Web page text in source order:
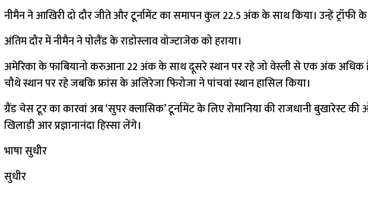
नीमैन ने आखिरी दो दौर जीते और टूर्नामेंट का समापन कुल 22.5 अंक के साथ किया। उन्हें ट्रॉफी
अंतिम दौर में नीमैन ने पोलैंड के राडोस्लाव वोज्टाजेक को हराया।
अमेरिका के फाबियानो करुआना 22 अंक के साथ दूसरे स्थान पर रहे जो वेस्ली से एक अंक अधिक
चौथे स्थान पर रहे जबकि फ्रांस के अलिरेजा फिरोजा ने पांचवां स्थान हासिल किया।
ग्रैंड चेस टूर का कारवां अब ‘सुपर क्लासिक’ टूर्नामेंट के लिए रोमानिया की राजधानी बुखारेस्ट
खिलाड़ी आर प्रज्ञानानंदा हिस्सा लेंगे।
भाषा सुधीर
सुधीर